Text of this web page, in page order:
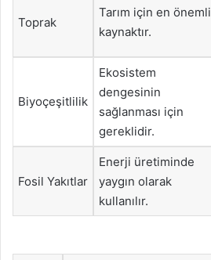
Toprak
Tarım için en önemli
kaynaktır.
Biyoçeşitlilik
Ekosistem
dengesinin
sağlanması için
gereklidir.
Fosil Yakıtlar
Enerji üretiminde
yaygın olarak
kullanılır.